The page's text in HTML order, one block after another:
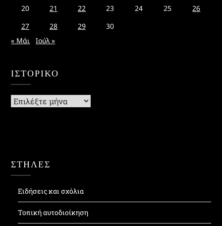
20
21 22 23 24 25
26
27
28 29
30
« Μάι
Ιούλ »
ΙΣΤΟΡΙΚΌ
Ιστορικό
ΣΤΗΛΕΣ
Ειδήσεις και σχόλια
Τοπική αυτοδιοίκηση